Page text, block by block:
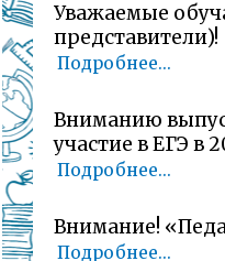
Уважаемые
представители)!
Подробнее...
Вниманию
участие в ЕГЭ в
Подробнее...
Внимание!
Подробнее...